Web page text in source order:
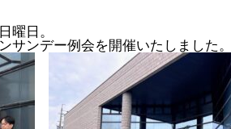
曜日。
サンデー例会を開催いたしました。